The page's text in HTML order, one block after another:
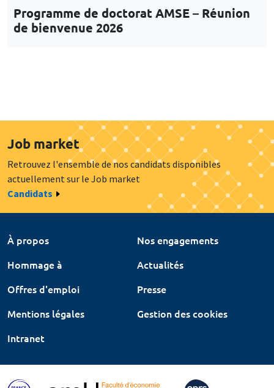
Programme de doctorat AMSE – Réunion
de bienvenue 2026
Job market
Retrouvez l'ensemble de nos candidats disponibles
actuellement sur le Job market
Candidats
À propos
Nos engagements
Hommage à
Actualités
Offres d'emploi
Presse
Mentions légales
Gestion des cookies
Intranet